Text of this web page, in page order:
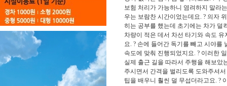
보험 처리가 가능하니 염려하지 말라
우는 보람찬 시간이었는데요. ? 의자
히는 공부를 했는데 초기에는 차가 덜
차량이 적은 데서 차선 타기와 속도
요. ? 손에 들어간 독기를 빼고 시야를
속도에 맞춰 진행되었지요. ? 이러한
실제 출근 길을 따라서 주행을 해보았
주시면서 간격을 벌리도록 도와주셔
팁을 배우니 훨씬 덜 무섭더라고요. ?